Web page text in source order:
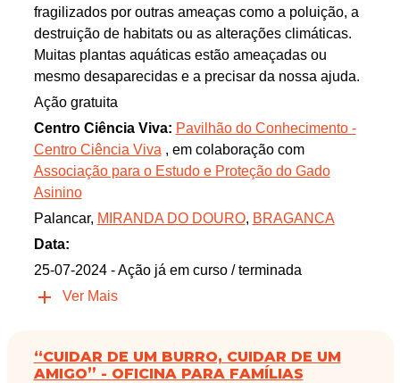
fragilizados por outras ameaças como a poluição, a
destruição de habitats ou as alterações climáticas.
Muitas plantas aquáticas estão ameaçadas ou
mesmo desaparecidas e a precisar da nossa ajuda.
Ação gratuita
Centro Ciência Viva: Pavilhão do Conhecimento -
Centro Ciência Viva , em colaboração com
Associação para o Estudo e Proteção do Gado
Asinino
Palancar, MIRANDA DO DOURO, BRAGANCA
Data:
25-07-2024 - Ação já em curso / terminada
Ver Mais
“CUIDAR DE UM BURRO, CUIDAR DE UM
AMIGO” - OFICINA PARA FAMÍLIAS